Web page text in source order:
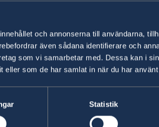
och annonserna till användarna,
även sådana identifierare och
som vi samarbetar med. Dessa kan i
eller som de har samlat in när du har
Statistik
2023
3 4 5 6 7 »